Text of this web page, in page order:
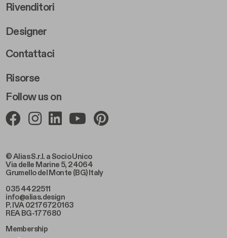
© Alias S.r.l. a Socio Unico
Via delle Marine 5, 24064
Grumello del Monte (BG) Italy
035 4422511
info@alias.design
P. IVA 02176720163
REA BG-177680
Follow us on
Rivenditori
Designer
Footer Right 2
Contattaci
Risorse
Membership